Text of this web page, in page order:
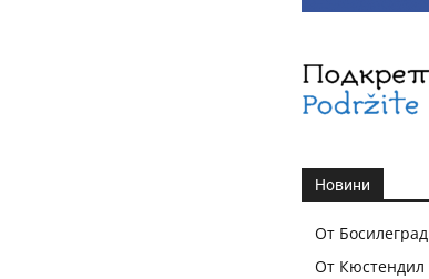
Новини
От Босилеград
От Кюстендил